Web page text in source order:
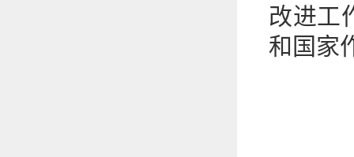
改进工
和国家